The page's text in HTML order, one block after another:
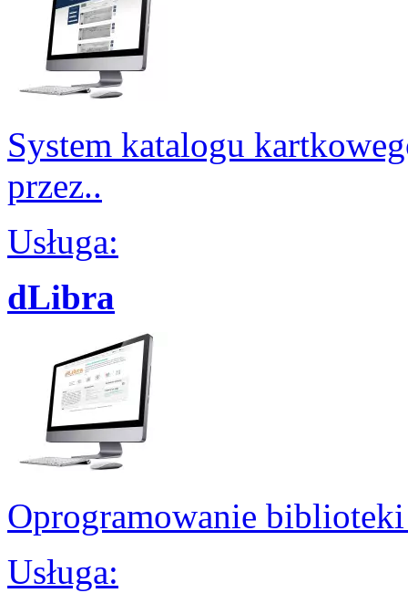
System katalogu
przez..
Usługa:
dLibra
Oprogramowanie
Usługa: